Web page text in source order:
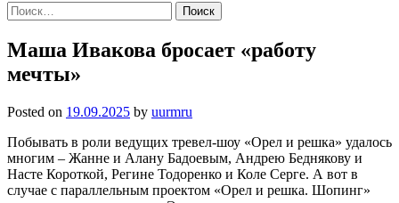
Найти:
Маша Ивакова бросает «работу
мечты»
Posted on 19.09.2025 by uurmru
Побывать в роли ведущих тревел-шоу «Орел и решка» удалось
многим – Жанне и Алану Бадоевым, Андрею Беднякову и
Насте Короткой, Регине Тодоренко и Коле Серге. А вот в
случае с параллельным проектом «Орел и решка. Шопинг»